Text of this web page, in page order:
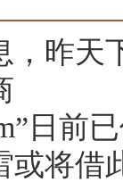
昨天
日前
或将借